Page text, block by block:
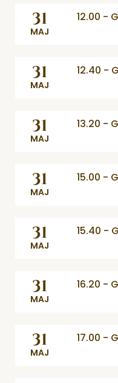
12.00 -
31
MAJ
12.40 -
31
MAJ
13.20 -
31
MAJ
15.00 -
31
MAJ
15.40 -
31
MAJ
16.20 -
31
MAJ
17.00 -
31
MAJ